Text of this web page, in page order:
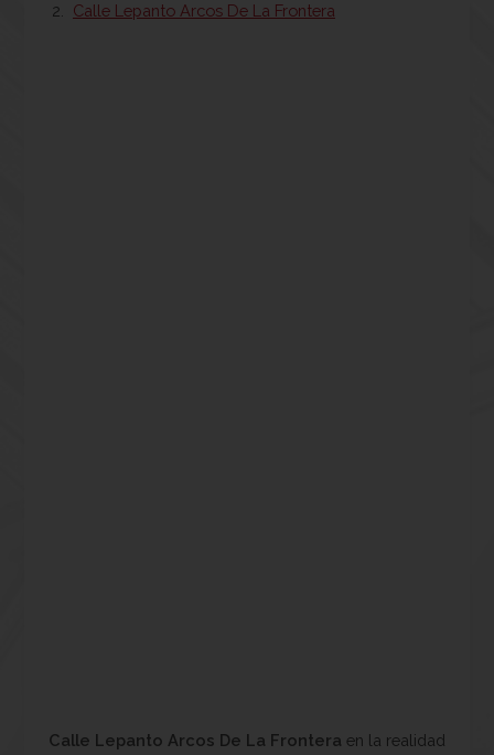
Calle Lepanto Arcos De La Frontera
Calle Lepanto Arcos De La Frontera en la realidad